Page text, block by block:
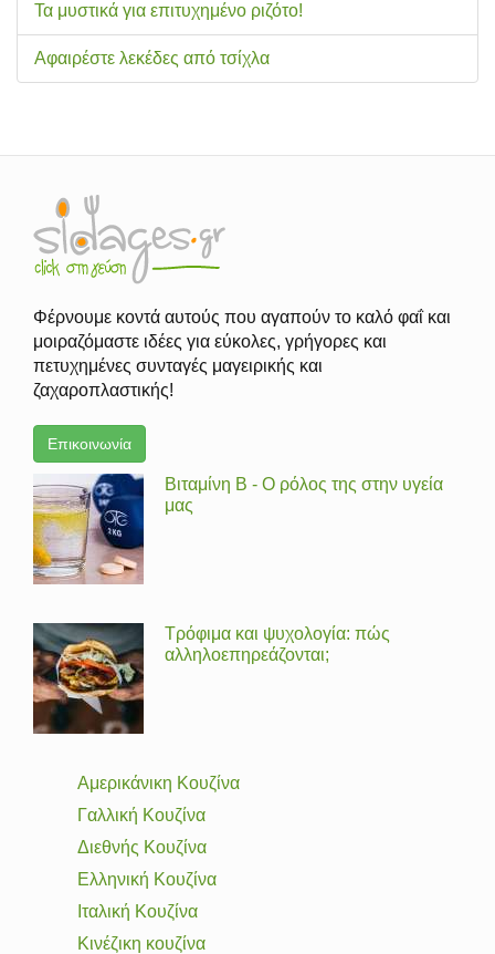
Τα μυστικά για επιτυχημένο ριζότο!
Αφαιρέστε λεκέδες από τσίχλα
Φέρνουμε κοντά αυτούς που αγαπούν το καλό φαΐ και
μοιραζόμαστε ιδέες για εύκολες, γρήγορες και
πετυχημένες συνταγές μαγειρικής και
ζαχαροπλαστικής!
Επικοινωνία
Βιταμίνη Β - Ο ρόλος της στην υγεία
μας
Τρόφιμα και ψυχολογία: πώς
αλληλοεπηρεάζονται;
Αμερικάνικη Κουζίνα
Γαλλική Κουζίνα
Διεθνής Κουζίνα
Ελληνική Κουζίνα
Ιταλική Κουζίνα
Κινέζικη κουζίνα